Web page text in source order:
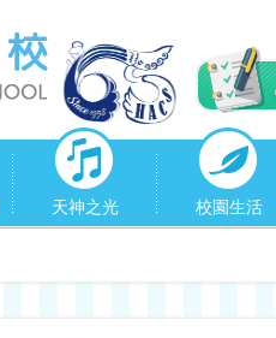
天神之光 校園生活